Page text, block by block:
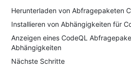
Herunterladen von Abfragepaketen
Installieren von Abhängigkeiten für
Anzeigen eines CodeQL
Abhängigkeiten
Nächste Schritte